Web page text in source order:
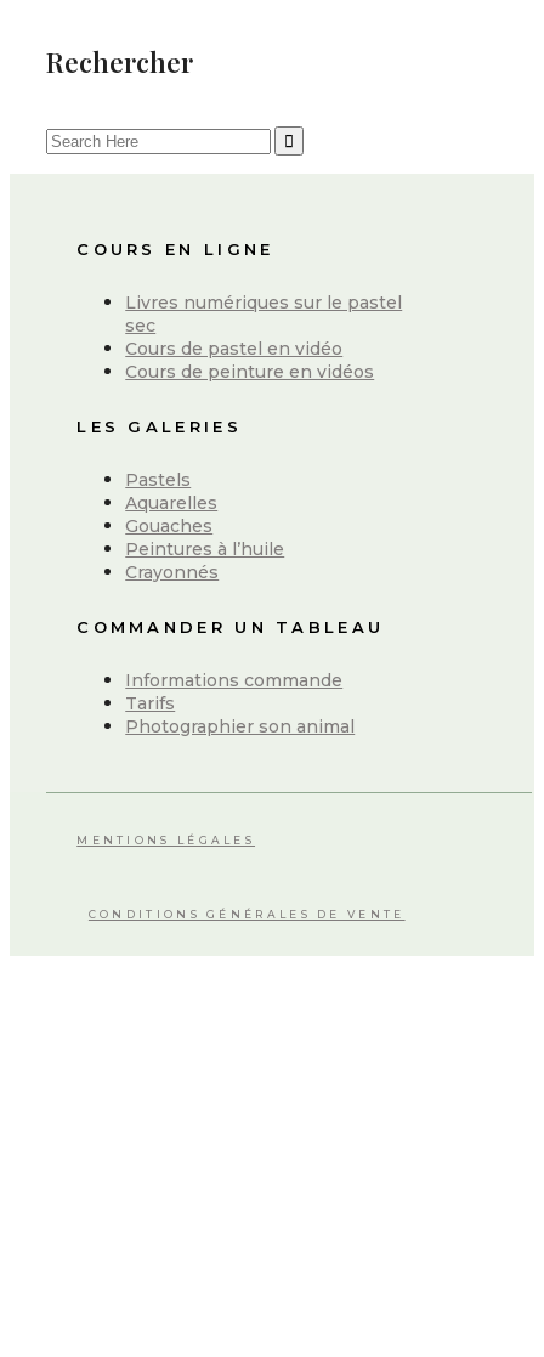
Rechercher
COURS EN LIGNE
Livres numériques sur le pastel
sec
Cours de pastel en vidéo
Cours de peinture en vidéos
LES GALERIES
Pastels
Aquarelles
Gouaches
Peintures à l’huile
Crayonnés
COMMANDER UN TABLEAU
Informations commande
Tarifs
Photographier son animal
MENTIONS LÉGALES
CONDITIONS GÉNÉRALES DE VENTE